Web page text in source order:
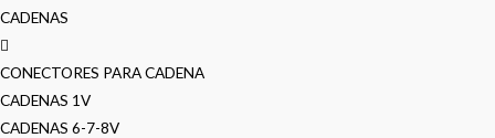
CADENAS
CONECTORES PARA CADENA
CADENAS 1V
CADENAS 6-7-8V